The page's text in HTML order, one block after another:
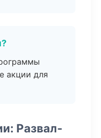
акции для
Развал-